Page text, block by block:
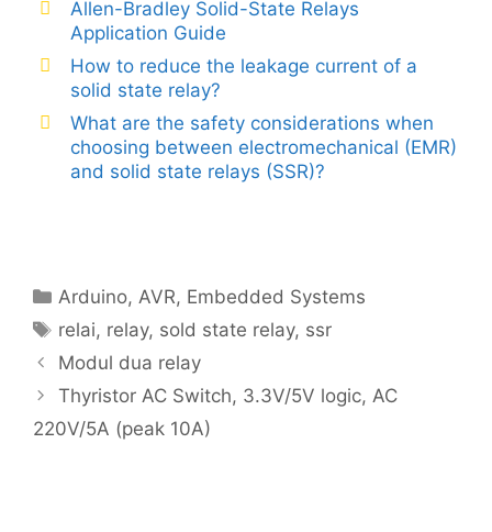
Allen-Bradley Solid-State Relays
Application Guide
How to reduce the leakage current of a
solid state relay?
What are the safety considerations when
choosing between electromechanical (EMR)
and solid state relays (SSR)?
Categories
Arduino,AVR, Embedded Systems
Tags
relai, relay, sold state relay, ssr
Modul dua relay
Thyristor AC Switch, 3.3V/5V logic, AC
220V/5A (peak 10A)